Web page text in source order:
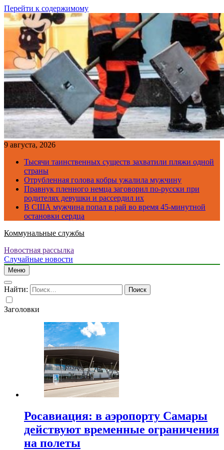
Перейти к содержимому
9 августа, 2026
Тысячи таинственных существ захватили пляжи одной
страны
Отрубленная голова кобры ужалила мужчину
Правнук пленного немца заговорил по-русски при
родителях девушки и рассердил их
В США мужчина попал в рай во время 45-минутной
остановки сердца
Коммунальные службы
Новостная рассылка
Случайные новости
Меню
Найти:
Заголовки
Росавиация: в аэропорту Самары
действуют временные ограничения
на полеты